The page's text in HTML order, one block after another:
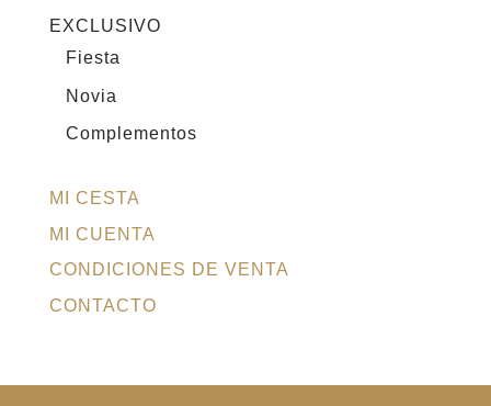
EXCLUSIVO
Fiesta
Novia
Complementos
MI CESTA
MI CUENTA
CONDICIONES DE VENTA
CONTACTO